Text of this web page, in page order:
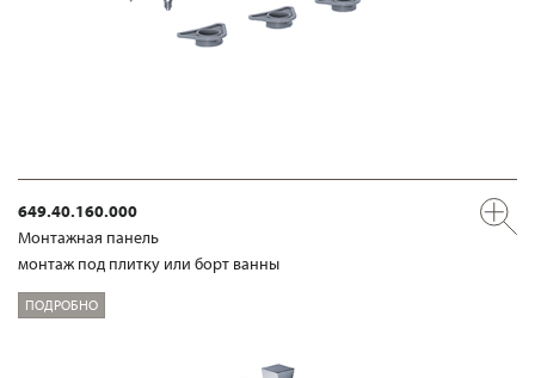
649.40.160.000
Mонтажная панель
монтаж под плитку или борт ванны
ПОДРОБНО